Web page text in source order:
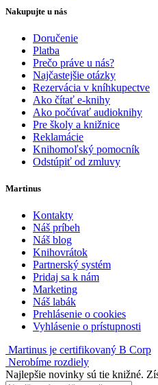
Nakupujte u nás
Doručenie
Platba
Prečo práve u nás?
Najčastejšie otázky
Rezervácia v kníhkupectve
Ako čítať e-knihy
Ako počúvať audioknihy
Pre školy a knižnice
Reklamácie
Knihomoľský pomocník
Odstúpiť od zmluvy
Martinus
Kontakty
Náš príbeh
Náš blog
Knihovrátok
Partnerský systém
Pridaj sa k nám
Marketing
Náš labák
Prehlásenie o cookies
Vyhlásenie o prístupnosti
Martinus je certifikovaný B Corp
Nerobíme rozdiely
Najlepšie novinky sú tie knižné.